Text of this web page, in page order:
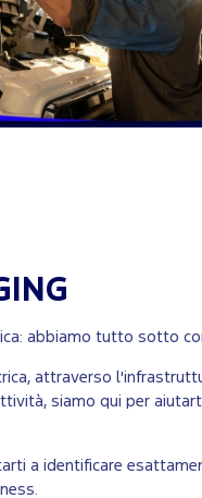
abbiamo tutto sotto
attraverso
siamo qui per
a identificare